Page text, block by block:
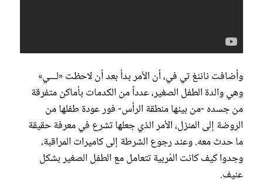
وأضافت ناننغ تي في، أن الأمر بدأ بعد أن لاحظت «لـــي»
وهي والدة الطفل الصغير، عدداً من الكدمات بأماكن متفرقة
من جسده -من بينها منطقة الرأس- فور عودة طفلها من
الروضة إلى المنزل، الأمر الذي جعلها تشرع في معرفة حقيقة
ما حدث معه. وعند رجوع الشرطة إلى كاميرات المراقبة،
وجدوا كيف كانت المُربية تتعامل مع الطفل الصغير بشكل
عنيف.